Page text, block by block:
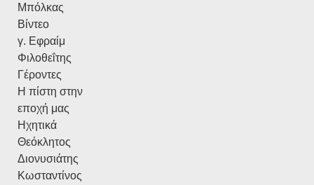
Μπόλκας
Βίντεο
γ. Εφραίμ
Φιλοθεΐτης
Γέροντες
Η πίστη στην
εποχή μας
Ηχητικά
Θεόκλητος
Διονυσιάτης
Κωσταντίνος